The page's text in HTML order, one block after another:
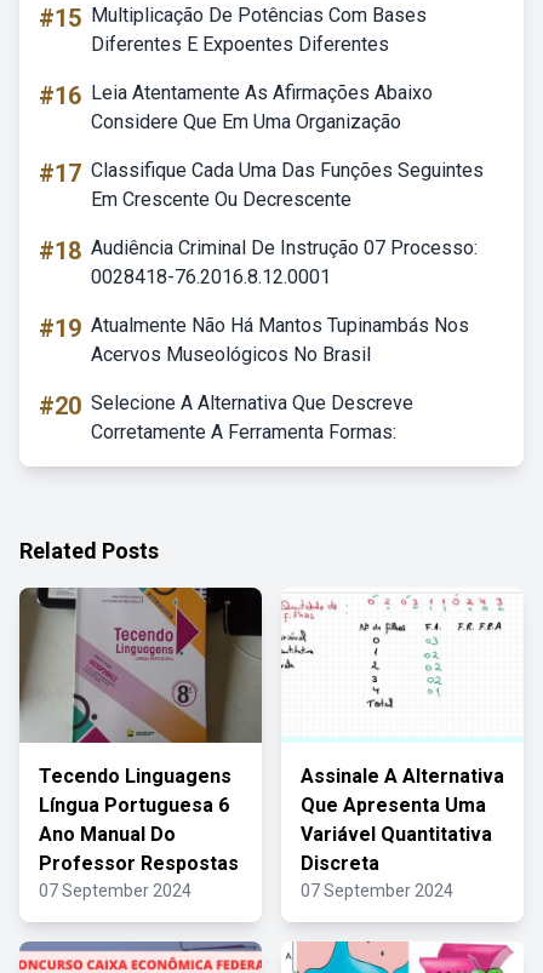
#15 Multiplicação De Potências Com Bases
Diferentes E Expoentes Diferentes
#16 Leia Atentamente As Afirmações Abaixo
Considere Que Em Uma Organização
#17 Classifique Cada Uma Das Funções Seguintes
Em Crescente Ou Decrescente
#18 Audiência Criminal De Instrução 07 Processo:
0028418-76.2016.8.12.0001
#19 Atualmente Não Há Mantos Tupinambás Nos
Acervos Museológicos No Brasil
#20 Selecione A Alternativa Que Descreve
Corretamente A Ferramenta Formas:
Related Posts
Tecendo Linguagens
Língua Portuguesa 6
Ano Manual Do
Professor Respostas
07 September 2024
Assinale A Alternativa
Que Apresenta Uma
Variável Quantitativa
Discreta
07 September 2024